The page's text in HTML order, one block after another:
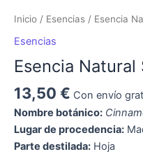
Inicio / Esencias / Esencia
Esencias
Esencia Natural
13,50 € Con envío
Nombre botánico:
Lugar de procedencia:
Parte destilada: Hoja